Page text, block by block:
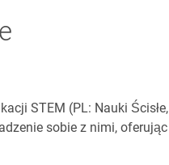
STEM (PL: Nauki Ścisłe,
sobie z nimi, oferując